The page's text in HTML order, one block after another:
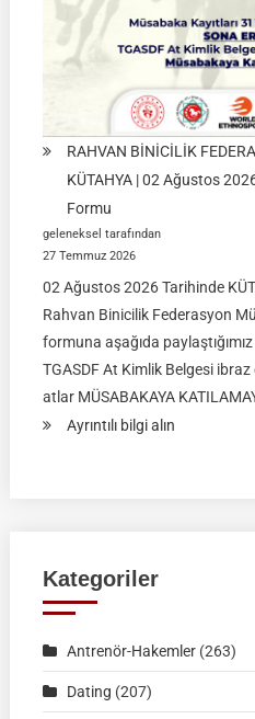
RAHVAN BİNİCİLİK
KÜTAHYA | 02 Ağustos
Formu
geleneksel tarafından
27 Temmuz 2026
02 Ağustos 2026 Tarihinde
Rahvan Binicilik Federasyon
formuna aşağıda
TGASDF At Kimlik Belgesi ibraz
atlar MÜSABAKAYA
Ayrıntılı bilgi alın:
02
2026
Kategoriler
Antrenör-Hakemler(263)
Dating (207)